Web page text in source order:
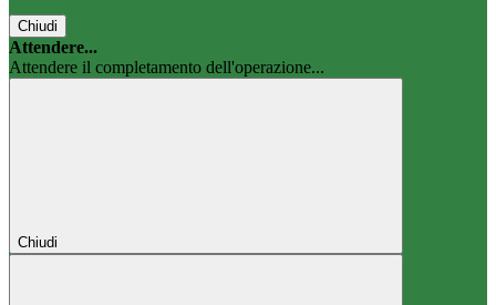
Chiudi
Attendere...
Attendere il completamento dell'operazione...
Chiudi